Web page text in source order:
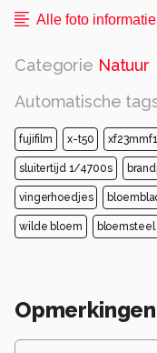
Alle foto
Categorie Natuur
Automatische
fujifilm x-t50
sluitertijd 1/4700s
vingerhoedjes
wilde bloem bloemsteel
Opmerkingen